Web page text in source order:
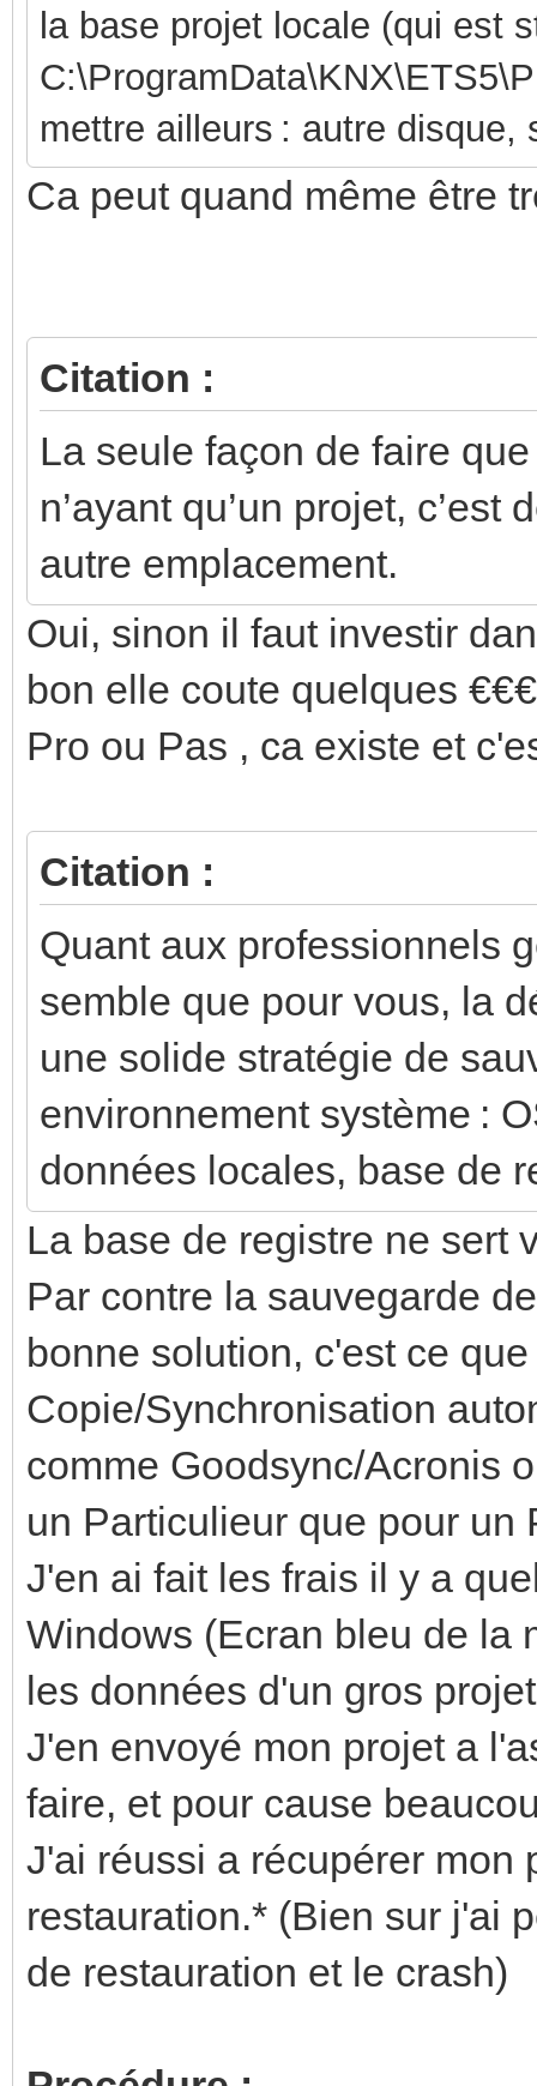
la base projet locale (qui est
mettre ailleurs : autre
Ca peut quand même être
Citation :
La seule façon de faire
n’ayant qu’un projet,
autre emplacement.
Oui, sinon il faut investir
bon elle coute quelques
Pro ou Pas , ca existe et
Citation :
Quant aux professionnels
semble que pour vous, la
une solide stratégie de
environnement système :
données locales, base de
La base de registre ne sert
Par contre la sauvegarde
bonne solution, c'est ce
Copie/Synchronisation
comme Goodsync/Acronis
un Particulieur que pour un
J'en ai fait les frais il y a
Windows (Ecran bleu de
les données d'un gros
J'en envoyé mon projet a
faire, et pour cause
J'ai réussi a récupérer mon
restauration.* (Bien sur j'ai
de restauration et le crash)